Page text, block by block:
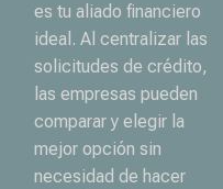
es tu aliado financiero
ideal. Al centralizar las
solicitudes de crédito,
las empresas pueden
comparar y elegir la
mejor opción sin
necesidad de hacer